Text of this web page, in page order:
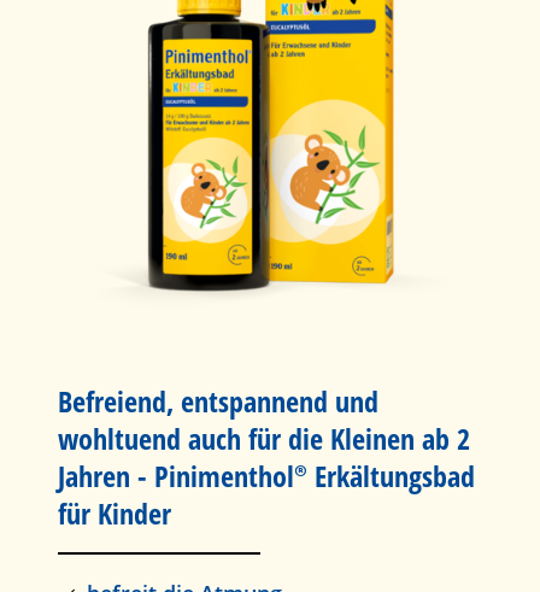
Befreiend, entspannend und
wohltuend auch für die Kleinen ab 2
Jahren - Pinimenthol® Erkältungsbad
für Kinder